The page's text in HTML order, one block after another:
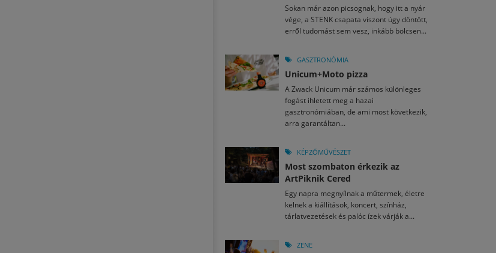
Sokan már azon picsognak, hogy itt a nyár
vége, a STENK csapata viszont úgy döntött,
erről tudomást sem vesz, inkább bölcsen...
GASZTRONÓMIA
Unicum+Moto pizza
A Zwack Unicum már számos különleges
fogást ihletett meg a hazai
gasztronómiában, de ami most következik,
arra garantáltan...
KÉPZŐMŰVÉSZET
Most szombaton érkezik az
ArtPiknik Cered
Egy napra megnyílnak a műtermek, életre
kelnek a kiállítások, koncert, színház,
tárlatvezetések és palóc ízek várják a...
ZENE